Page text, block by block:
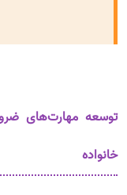
توسعه مهارت‌های
خانواده